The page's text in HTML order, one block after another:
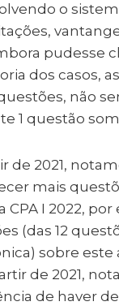
o
pudesse
dos casos,
não
1 questão
de 2021,
mais
CPA I 2022,
(das 12
sobre este
de 2021,
de haver de